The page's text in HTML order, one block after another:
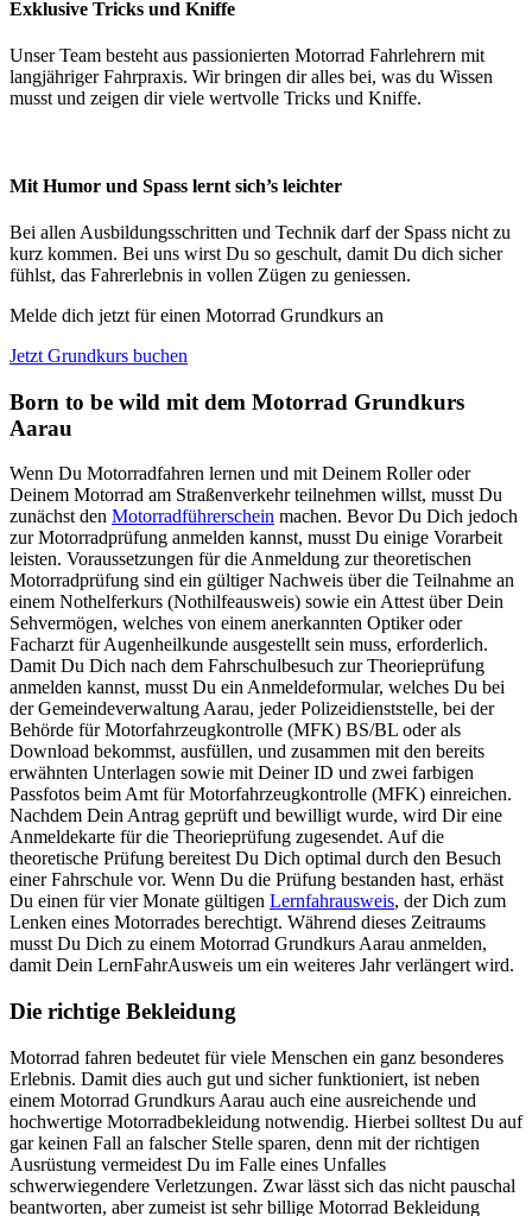
Exklusive Tricks und Kniffe
Unser Team besteht aus passionierten Motorrad Fahrlehrern mit
langjähriger Fahrpraxis. Wir bringen dir alles bei, was du Wissen
musst und zeigen dir viele wertvolle Tricks und Kniffe.
Mit Humor und Spass lernt sich’s leichter
Bei allen Ausbildungsschritten und Technik darf der Spass nicht zu
kurz kommen. Bei uns wirst Du so geschult, damit Du dich sicher
fühlst, das Fahrerlebnis in vollen Zügen zu geniessen.
Melde dich jetzt für einen Motorrad Grundkurs an
Jetzt Grundkurs buchen
Born to be wild mit dem Motorrad Grundkurs
Aarau
Wenn Du Motorradfahren lernen und mit Deinem Roller oder
Deinem Motorrad am Straßenverkehr teilnehmen willst, musst Du
zunächst den Motorradführerschein machen. Bevor Du Dich jedoch
zur Motorradprüfung anmelden kannst, musst Du einige Vorarbeit
leisten. Voraussetzungen für die Anmeldung zur theoretischen
Motorradprüfung sind ein gültiger Nachweis über die Teilnahme an
einem Nothelferkurs (Nothilfeausweis) sowie ein Attest über Dein
Sehvermögen, welches von einem anerkannten Optiker oder
Facharzt für Augenheilkunde ausgestellt sein muss, erforderlich.
Damit Du Dich nach dem Fahrschulbesuch zur Theorieprüfung
anmelden kannst, musst Du ein Anmeldeformular, welches Du bei
der Gemeindeverwaltung Aarau, jeder Polizeidienststelle, bei der
Behörde für Motorfahrzeugkontrolle (MFK) BS/BL oder als
Download bekommst, ausfüllen, und zusammen mit den bereits
erwähnten Unterlagen sowie mit Deiner ID und zwei farbigen
Passfotos beim Amt für Motorfahrzeugkontrolle (MFK) einreichen.
Nachdem Dein Antrag geprüft und bewilligt wurde, wird Dir eine
Anmeldekarte für die Theorieprüfung zugesendet. Auf die
theoretische Prüfung bereitest Du Dich optimal durch den Besuch
einer Fahrschule vor. Wenn Du die Prüfung bestanden hast, erhäst
Du einen für vier Monate gültigen Lernfahrausweis, der Dich zum
Lenken eines Motorrades berechtigt. Während dieses Zeitraums
musst Du Dich zu einem Motorrad Grundkurs Aarau anmelden,
damit Dein LernFahrAusweis um ein weiteres Jahr verlängert wird.
Die richtige Bekleidung
Motorrad fahren bedeutet für viele Menschen ein ganz besonderes
Erlebnis. Damit dies auch gut und sicher funktioniert, ist neben
einem Motorrad Grundkurs Aarau auch eine ausreichende und
hochwertige Motorradbekleidung notwendig. Hierbei solltest Du auf
gar keinen Fall an falscher Stelle sparen, denn mit der richtigen
Ausrüstung vermeidest Du im Falle eines Unfalles
schwerwiegendere Verletzungen. Zwar lässt sich das nicht pauschal
beantworten, aber zumeist ist sehr billige Motorrad Bekleidung